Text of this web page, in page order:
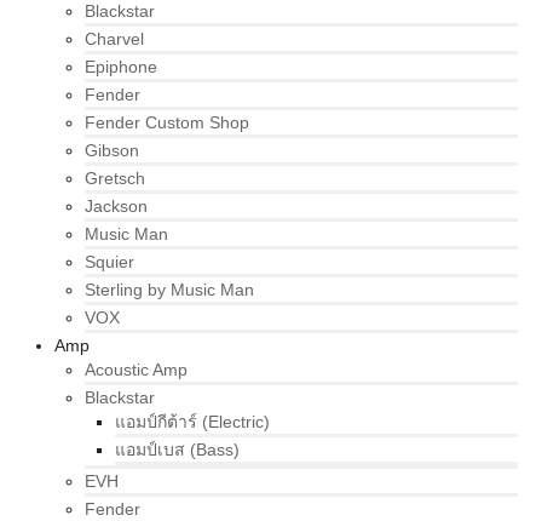
Blackstar
Charvel
Epiphone
Fender
Fender Custom Shop
Gibson
Gretsch
Jackson
Music Man
Squier
Sterling by Music Man
VOX
Amp
Acoustic Amp
Blackstar
แอมป์กีต้าร์ (Electric)
แอมป์เบส (Bass)
EVH
Fender